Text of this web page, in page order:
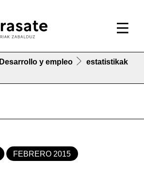
Desarrollo y empleo
estatistikak
FEBRERO 2015